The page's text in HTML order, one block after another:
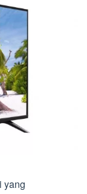
yang